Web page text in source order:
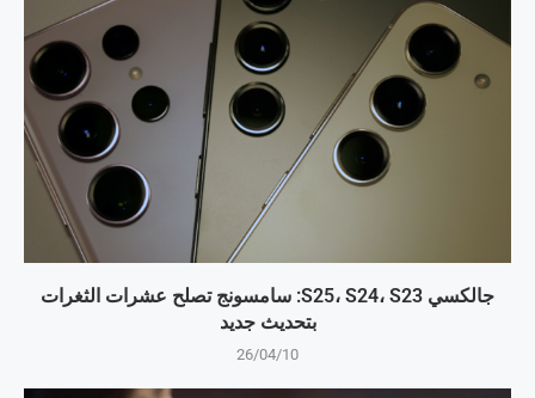
جالكسي S25، S24، S23: سامسونج تصلح عشرات الثغرات
بتحديث جديد
26/04/10